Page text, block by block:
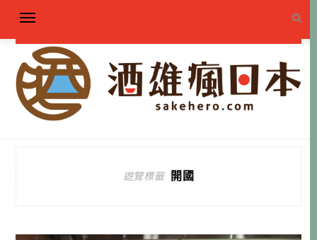
遊覽標籤 開國